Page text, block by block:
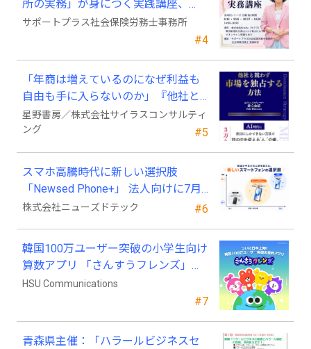
#4
所の実務」が身につく実践講座、
2026年9月開講
サポートプラス社会保険労務士事務所
#5
「年商は増えているのになぜ利益も
自由も手に入らないのか」『他社と
競わず 市場を独占する方法』発売
星野書房／株式会社サイラスコンサルティ
ング
#6
スマホ高騰時代に新しい選択肢
「Newsed Phone+」 法人向けに7月
23日から販売開始
株式会社ニューズドテック
#7
韓国100万ユーザー突破の小学生向け
算数アプリ 「さんすうフレンズ」、
ついに日本上陸!
HSU Communications
青森県主催：「ハラールビジネスセ